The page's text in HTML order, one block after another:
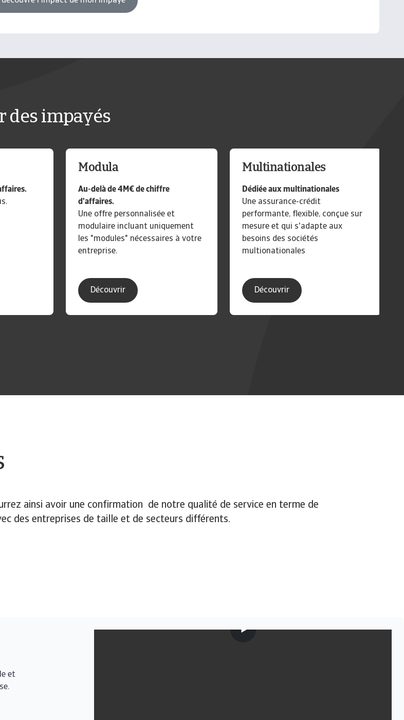
des impayés
Modula
Au-delà de 4M€ de chiffre
d'affaires.
Une offre personnalisée et
modulaire incluant uniquement
les "modules" nécessaires à votre
entreprise.
Découvrir
Multinationales
Dédiée aux multinationales
Une assurance-crédit
performante, flexible, conçue sur
mesure et qui s'adapte aux
besoins des sociétés
multionationales
Découvrir
ainsi avoir une confirmation de notre qualité de service en terme de
des entreprises de taille et de secteurs différents.
et